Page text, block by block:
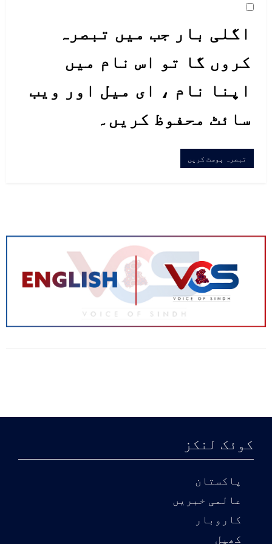
اگلی بار جب میں تبصرہ
کروں گا تو اس نام میں
اپنا نام ، ای میل اور ویب
سائٹ محفوظ کریں۔
کوئک لنکز
پاکستان
عالمی خبریں
کاروبار
کھیل